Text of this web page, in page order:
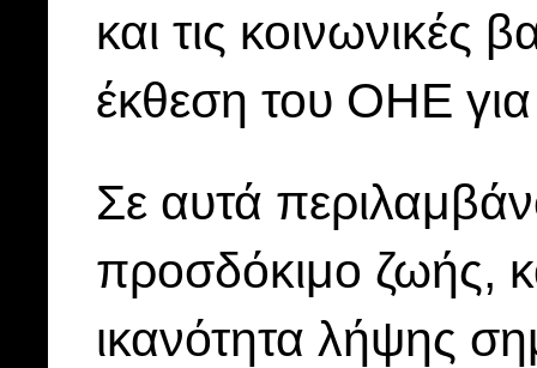
και τις κοινωνικές
έκθεση του ΟΗΕ
Σε αυτά
προσδόκιμο ζωής,
ικανότητα λήψης